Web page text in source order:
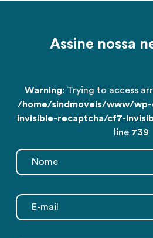
Assine nossa
Warning: Trying to access
/home/sindmoveis/www/
invisible-recaptcha/cf7-
line 739